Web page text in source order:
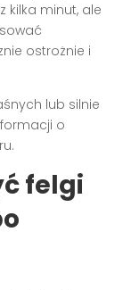
kilka minut, ale
ostrożnie i
lub silnie
o
felgi